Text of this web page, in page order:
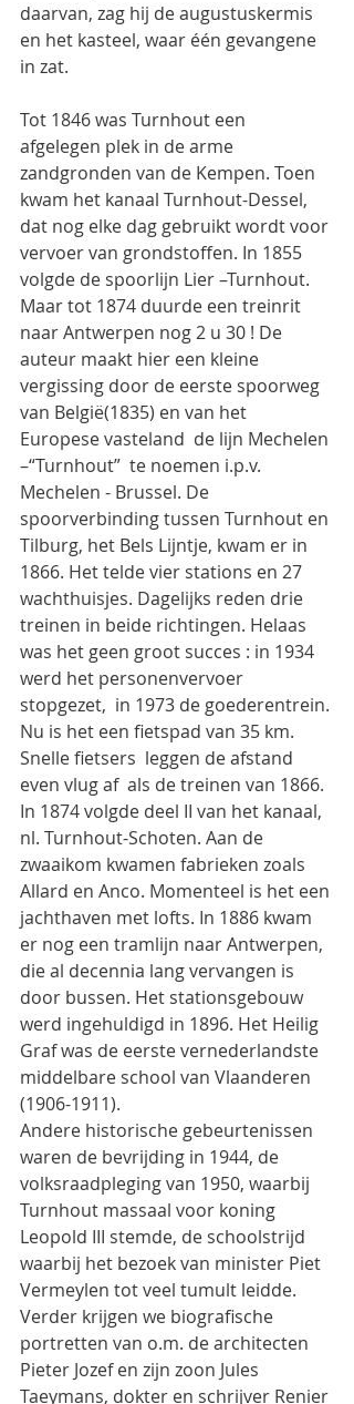
daarvan, zag hij de augustuskermis
en het kasteel, waar één gevangene
in zat.
Tot 1846 was Turnhout een
afgelegen plek in de arme
zandgronden van de Kempen. Toen
kwam het kanaal Turnhout-Dessel,
dat nog elke dag gebruikt wordt voor
vervoer van grondstoffen. In 1855
volgde de spoorlijn Lier –Turnhout.
Maar tot 1874 duurde een treinrit
naar Antwerpen nog 2 u 30 ! De
auteur maakt hier een kleine
vergissing door de eerste spoorweg
van België(1835) en van het
Europese vasteland  de lijn Mechelen
–“Turnhout”  te noemen i.p.v.
Mechelen - Brussel. De
spoorverbinding tussen Turnhout en
Tilburg, het Bels Lijntje, kwam er in
1866. Het telde vier stations en 27
wachthuisjes. Dagelijks reden drie
treinen in beide richtingen. Helaas
was het geen groot succes : in 1934
werd het personenvervoer
stopgezet,  in 1973 de goederentrein.
Nu is het een fietspad van 35 km.
Snelle fietsers  leggen de afstand
even vlug af  als de treinen van 1866.
In 1874 volgde deel II van het kanaal,
nl. Turnhout-Schoten. Aan de
zwaaikom kwamen fabrieken zoals
Allard en Anco. Momenteel is het een
jachthaven met lofts. In 1886 kwam
er nog een tramlijn naar Antwerpen,
die al decennia lang vervangen is
door bussen. Het stationsgebouw
werd ingehuldigd in 1896. Het Heilig
Graf was de eerste vernederlandste
middelbare school van Vlaanderen
(1906-1911).
Andere historische gebeurtenissen
waren de bevrijding in 1944, de
volksraadpleging van 1950, waarbij
Turnhout massaal voor koning
Leopold III stemde, de schoolstrijd
waarbij het bezoek van minister Piet
Vermeylen tot veel tumult leidde.
Verder krijgen we biografische
portretten van o.m. de architecten
Pieter Jozef en zijn zoon Jules
Taeymans, dokter en schrijver Renier